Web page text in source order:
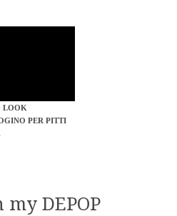
LOOK
PER PITTI
my DEPOP